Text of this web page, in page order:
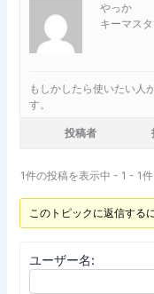
やっか
キーマス
もしかしたら使いたい人
す。
投稿者
1件の投稿を表示中 - 1 - 1
このトピックに返信する
ユーザー名: